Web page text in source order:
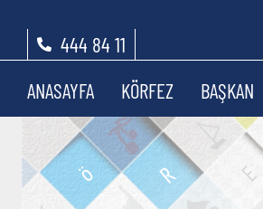
444 84 11
ANASAYFA
KÖRFEZ BAŞKAN